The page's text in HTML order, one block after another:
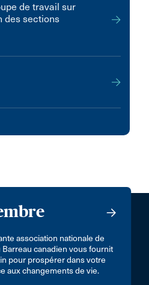
de travail sur
des sections
association nationale de
Barreau canadien vous fournit
pour prospérer dans votre
aux changements de vie.